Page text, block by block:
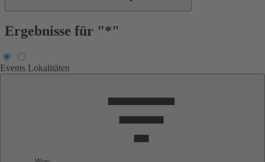
Ergebnisse für "*"
Events Lokalitäten